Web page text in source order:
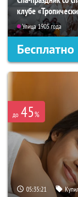
клубе
Улица 1905 года
Бесплатно
до 45%
05:35:19